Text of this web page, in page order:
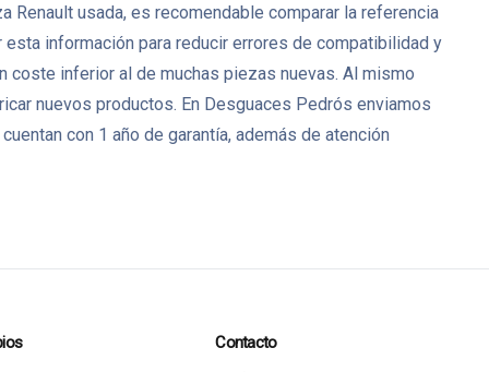
usada, es recomendable comparar la referencia
información para reducir errores de compatibilidad y
coste inferior al de muchas piezas nuevas. Al mismo
nuevos productos. En Desguaces Pedrós enviamos
con 1 año de garantía, además de atención
Contacto